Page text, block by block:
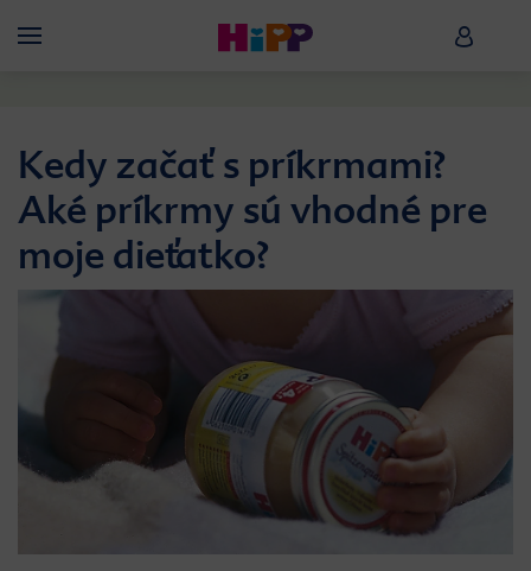
Menü HiPP
Kedy začať s príkrmami?
Aké príkrmy sú vhodné pre
moje dieťatko?